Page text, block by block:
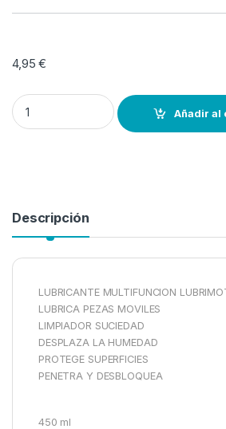
4,95€
Anti-Salitre Multispray–LUBRIMOTA-
Añadir al
Descripción
LUBRICANTE MULTIFUNCION
LUBRICA PEZAS MOVILES
LIMPIADOR SUCIEDAD
DESPLAZA LA HUMEDAD
PROTEGE SUPERFICIES
PENETRA Y DESBLOQUEA
450 ml